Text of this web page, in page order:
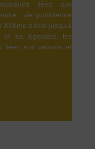
liées aux
: vie quotidienne
siècle jusqu’à
et les légendes, les
liées aux saisons et